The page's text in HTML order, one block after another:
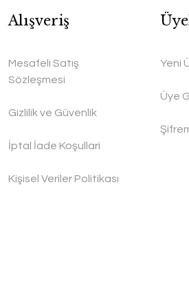
Alışveriş
Mesafeli Satış
Sözleşmesi
Gizlilik ve Güvenlik
İptal İade Koşullari
Kişisel Veriler Politikası
Yeni
Üye